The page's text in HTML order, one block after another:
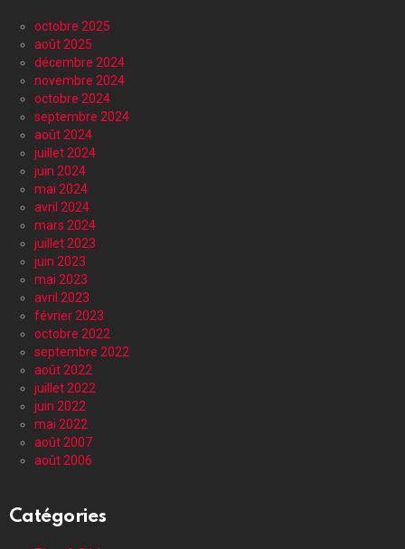
octobre 2025
août 2025
décembre 2024
novembre 2024
octobre 2024
septembre 2024
août 2024
juillet 2024
juin 2024
mai 2024
avril 2024
mars 2024
juillet 2023
juin 2023
mai 2023
avril 2023
février 2023
octobre 2022
septembre 2022
août 2022
juillet 2022
juin 2022
mai 2022
août 2007
août 2006
Catégories